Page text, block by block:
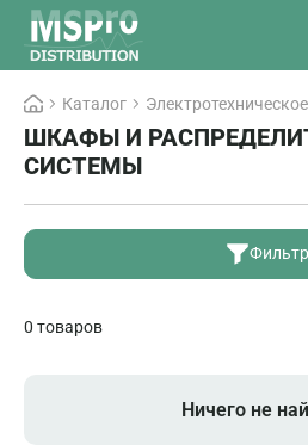
Каталог
ШКАФЫ И
СИСТЕМЫ
Фильтр
0 товаров
Ничего не